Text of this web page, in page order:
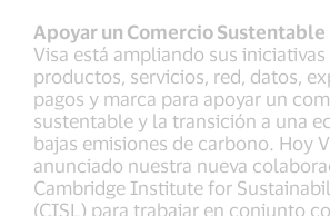
Apoyar un Comercio Sustentable
Visa está ampliando sus
productos, servicios, red, datos,
pagos y marca para apoyar un
sustentable y la transición a una
bajas emisiones de carbono. Hoy
anunciado nuestra nueva
Cambridge Institute for
(CISL) para trabajar en conjunto